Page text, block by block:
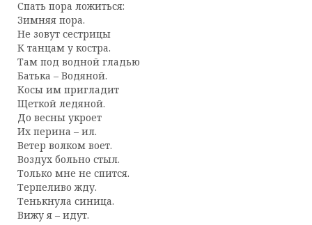
Спать пора ложиться:
Зимняя пора.
Не зовут сестрицы
К танцам у костра.
Там под водной гладью
Батька – Водяной.
Косы им пригладит
Щеткой ледяной.
До весны укроет
Их перина – ил.
Ветер волком воет.
Воздух больно стыл.
Только мне не спится.
Терпеливо жду.
Тенькнула синица.
Вижу я – идут.